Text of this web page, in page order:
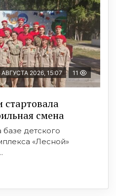
АВГУСТА 2026, 15:07 11
стартовала
смена
базе детского
«Лесной»